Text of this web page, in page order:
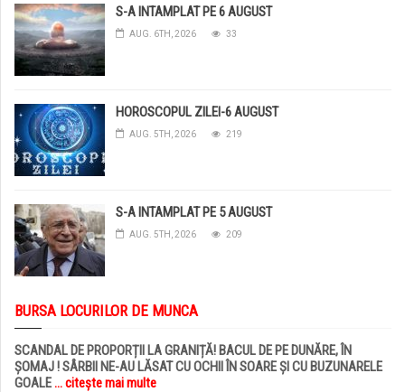
S-A INTAMPLAT PE 6 AUGUST
AUG. 6TH, 2026 33
HOROSCOPUL ZILEI-6 AUGUST
AUG. 5TH, 2026 219
S-A INTAMPLAT PE 5 AUGUST
AUG. 5TH, 2026 209
BURSA LOCURILOR DE MUNCA
SCANDAL DE PROPORȚII LA GRANIȚĂ! BACUL DE PE DUNĂRE, ÎN
ȘOMAJ ! SÂRBII NE-AU LĂSAT CU OCHII ÎN SOARE ȘI CU BUZUNARELE
GOALE... citește mai multe